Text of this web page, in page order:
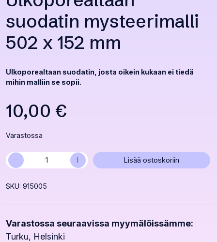
suodatin mysteerimalli
502 x 152 mm
Ulkoporealtaan suodatin, josta oikein kukaan ei tiedä
mihin malliin se sopii.
10,00 €
Varastossa
Ulkoporealtaan
suodatin
502
152
määrä
+
− Lisää ostoskoriin
SKU: 915005
Varastossa seuraavissa myymälöissämme:
Turku, Helsinki